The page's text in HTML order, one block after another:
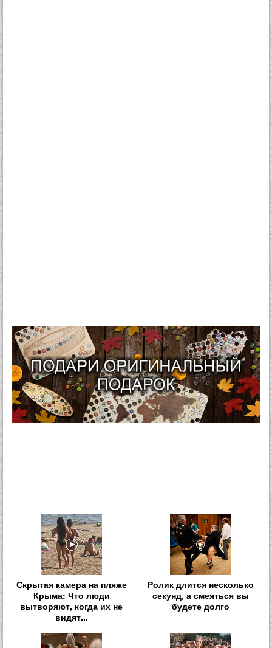
Скрытая камера на пляже
Крыма: Что люди
вытворяют, когда их не
видят...
Ролик длится несколько
секунд, а смеяться вы
будете долго